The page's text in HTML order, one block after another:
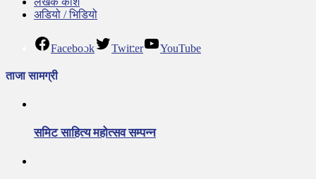
अडियो / भिडियो
Facebook Twitter YouTube
ताजा सामग्री
समिट साहित्य महोत्सव सम्पन्न